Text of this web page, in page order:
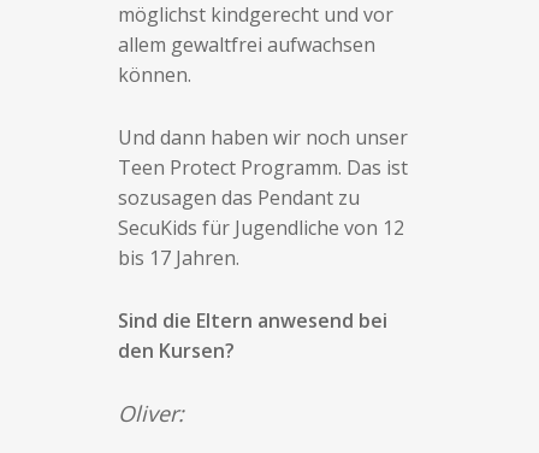
möglichst kindgerecht und vor
allem gewaltfrei aufwachsen
können.
Und dann haben wir noch unser
Teen Protect Programm. Das ist
sozusagen das Pendant zu
SecuKids für Jugendliche von 12
bis 17 Jahren.
Sind die Eltern anwesend bei
den Kursen?
Oliver: